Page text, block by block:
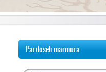
Pardoseli marmura